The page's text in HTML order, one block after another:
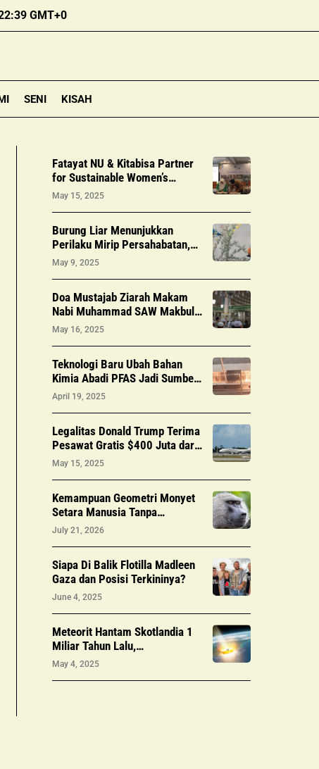
GMT+0
SENI KISAH
Fatayat NU & Kitabisa Partner
for Sustainable Women’s
Healthcare
May 15, 2025
Burung Liar Menunjukkan
Perilaku Mirip Persahabatan,
Studi 20 Tahun Ungkap Fakta
May 9, 2025
Doa Mustajab Ziarah Makam
Nabi Muhammad SAW Makbul
Hajat
May 16, 2025
Teknologi Baru Ubah Bahan
Kimia Abadi PFAS Jadi Sumber
Daya Berharga
April 19, 2025
Legalitas Donald Trump Terima
Pesawat Gratis $400 Juta dari
Qatar: Melanggar Konstitusi?
May 15, 2025
Kemampuan Geometri Monyet
Setara Manusia Tanpa
Pendidikan Formal, Studi
July 21, 2026
Siapa Di Balik Flotilla Madleen
Gaza dan Posisi Terkininya?
June 4, 2025
Meteorit Hantam Skotlandia 1
Miliar Tahun Lalu,
Mempengaruhi Kehidupan Awal
May 4, 2025